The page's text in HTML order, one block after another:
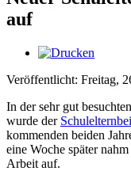
auf
Veröffentlicht: Freitag,
In der sehr gut
wurde der
kommenden beiden
eine Woche später
Arbeit auf.